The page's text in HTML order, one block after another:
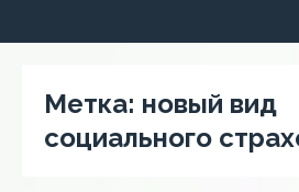
Метка: новый вид
социального